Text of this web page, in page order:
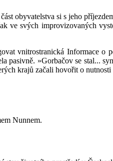
obyvatelstva si s jeho
ve svých improvizovaných
vnitrostranická Informace
»Gorbačov se stal...
krajů začali hovořit o
Nunnem.